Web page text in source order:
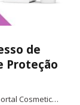
de
Proteção
Cosmetic…